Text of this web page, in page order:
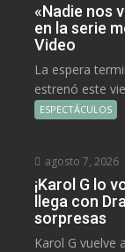
«Nadie nos
en la serie
Video
La espera
estrenó este
ESPECTÁCULOS
agosto 7, 2026
¡Karol G lo
llega con
sorpresas
Karol G vuelve